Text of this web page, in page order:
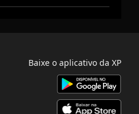
Baixe o aplicativo da XP